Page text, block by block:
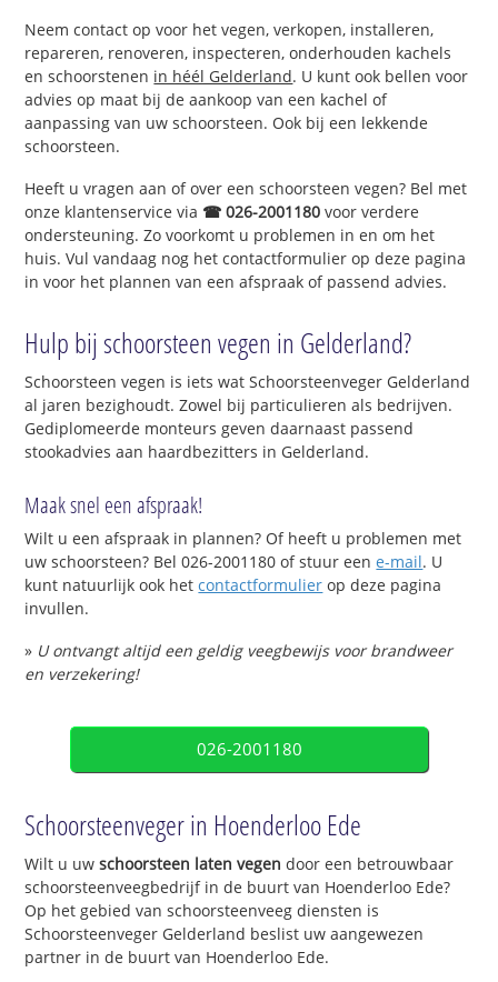
Neem contact op voor het vegen, verkopen, installeren,
repareren, renoveren, inspecteren, onderhouden kachels
en schoorstenen in héél Gelderland. U kunt ook bellen voor
advies op maat bij de aankoop van een kachel of
aanpassing van uw schoorsteen. Ook bij een lekkende
schoorsteen.
Heeft u vragen aan of over een schoorsteen vegen? Bel met
onze klantenservice via ☎ 026-2001180 voor verdere
ondersteuning. Zo voorkomt u problemen in en om het
huis. Vul vandaag nog het contactformulier op deze pagina
in voor het plannen van een afspraak of passend advies.
Hulp bij schoorsteen vegen in Gelderland?
Schoorsteen vegen is iets wat Schoorsteenveger Gelderland
al jaren bezighoudt. Zowel bij particulieren als bedrijven.
Gediplomeerde monteurs geven daarnaast passend
stookadvies aan haardbezitters in Gelderland.
Maak snel een afspraak!
Wilt u een afspraak in plannen? Of heeft u problemen met
uw schoorsteen? Bel 026-2001180 of stuur eene-mail. U
kunt natuurlijk ook hetcontactformulier op deze pagina
invullen.
» U ontvangt altijd een geldig veegbewijs voor brandweer
en verzekering!
026-2001180
Schoorsteenveger in Hoenderloo Ede
Wilt u uwschoorsteen laten vegen door een betrouwbaar
schoorsteenveegbedrijf in de buurt van Hoenderloo Ede?
Op het gebied van schoorsteenveeg diensten is
Schoorsteenveger Gelderland beslist uw aangewezen
partner in de buurt van Hoenderloo Ede.